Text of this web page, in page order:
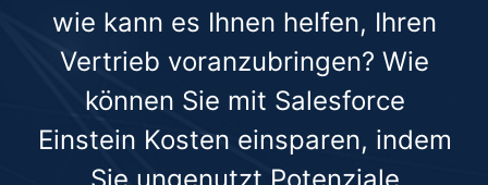
wie kann es Ihnen helfen, Ihren
Vertrieb voranzubringen? Wie
können Sie mit Salesforce
Einstein Kosten einsparen, indem